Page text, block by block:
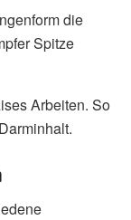
die
Spitze
Arbeiten. So